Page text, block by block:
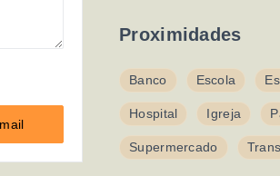
Proximidades
Banco Escola
Hospital Igreja
Supermercado